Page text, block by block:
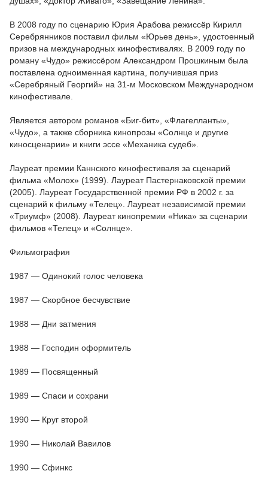
В 2008 году по сценарию Юрия Арабова режиссёр Кирилл
Серебрянников поставил фильм «Юрьев день», удостоенный
призов на международных кинофестивалях. В 2009 году по
роману «Чудо» режиссёром Александром Прошкиным была
поставлена одноименная картина, получившая приз
«Серебряный Георгий» на 31-м Московском Международном
кинофестивале.
Является автором романов «Биг-бит», «Флагелланты»,
«Чудо», а также сборника кинопрозы «Солнце и другие
киносценарии» и книги эссе «Механика судеб».
Лауреат премии Каннского кинофестиваля за сценарий
фильма «Молох» (1999). Лауреат Пастернаковской премии
(2005). Лауреат Государственной премии РФ в 2002 г. за
сценарий к фильму «Телец». Лауреат независимой премии
«Триумф» (2008). Лауреат кинопремии «Ника» за сценарии
фильмов «Телец» и «Солнце».
Фильмография
1987 — Одинокий голос человека
1987 — Скорбное бесчувствие
1988 — Дни затмения
1988 — Господин оформитель
1989 — Посвященный
1989 — Спаси и сохрани
1990 — Круг второй
1990 — Николай Вавилов
1990 — Сфинкс